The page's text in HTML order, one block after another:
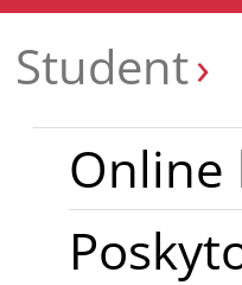
Student
Online